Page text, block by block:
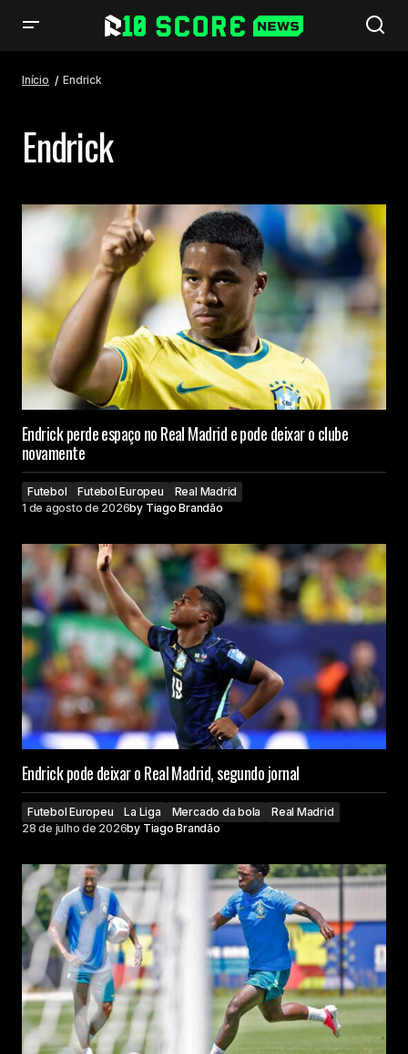
Início Endrick
Endrick
Endrick perde espaço no Real Madrid e pode deixar o clube
novamente
Futebol Futebol Europeu
Real Madrid
1 de agosto de 2026by Tiago Brandão
Endrick pode deixar o Real Madrid, segundo jornal
Futebol Europeu La Liga Mercado da bola
Real Madrid
28 de julho de 2026by Tiago Brandão